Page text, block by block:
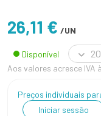
26,11 € /UN
Disponível
Aos valores acresce IVA
Preços individuais
Iniciar sessão